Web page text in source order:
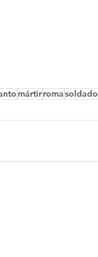
mártirromasoldado